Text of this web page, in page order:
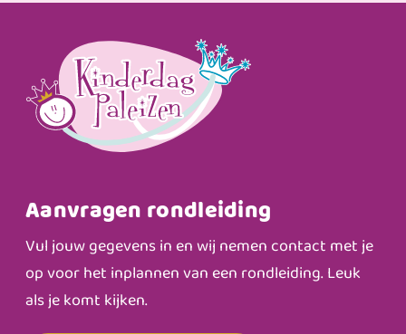
Aanvragen rondleiding
Vul jouw gegevens in en wij nemen contact met je
op voor het inplannen van een rondleiding. Leuk
als je komt kijken.